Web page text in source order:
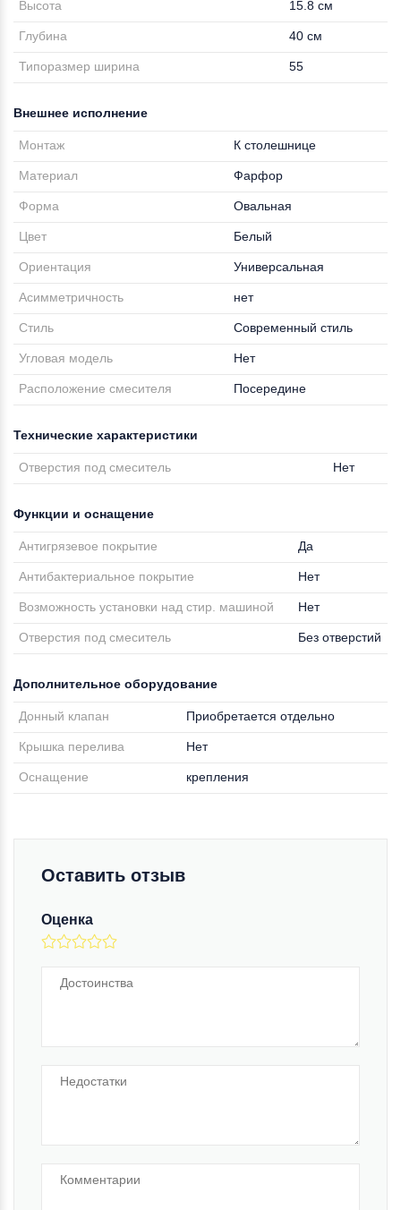
Высота 15.8 см
Глубина 40 см
Типоразмер ширина 55
Внешнее исполнение
Монтаж К столешнице
Материал Фарфор
Форма Овальная
Цвет Белый
Ориентация Универсальная
Асимметричность нет
Стиль Современный стиль
Угловая модель Нет
Расположение смесителя Посередине
Технические характеристики
Отверстия под смеситель Нет
Функции и оснащение
Антигрязевое покрытие Да
Антибактериальное покрытие Нет
Возможность установки над стир. машиной Нет
Отверстия под смеситель Без отверстий
Дополнительное оборудование
Донный клапан Приобретается отдельно
Крышка перелива Нет
Оснащение крепления
Оставить отзыв
Оценка